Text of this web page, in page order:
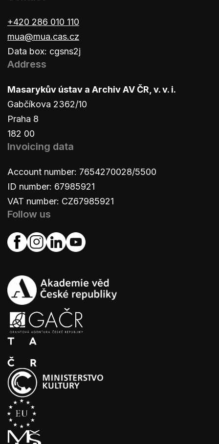
+420 286 010 110
mua@mua.cas.cz
Data box: cgsns2j
Address
Masarykův ústav a Archiv AV ČR, v. v. i.
Gabčíkova 2362/10
Praha 8
182 00
Invoicing data
Account number: 7654270028/5500
ID number: 67985921
VAT number: CZ67985921
Follow us